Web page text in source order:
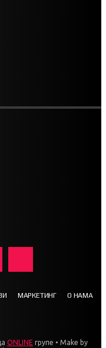
МАРКЕТИНГ О НАМА
ONLINE групе • Make by